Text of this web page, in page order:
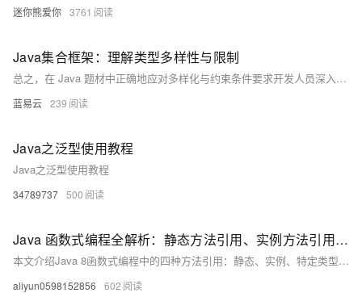
迷你熊爱你 3761
Java集合框架：理解类型多样性与限制
总之，在 Java 题材中正确地应对多样化与约束条件要求开发人员深入理解面向对象原则、范式编程思想以及JVM工作机理等核心知识点。通过精心设计与周密规划能够有效地利用 Java 高级特征打造出既健壮又灵活易维护系统软件产品。
蓝易云 239
Java之泛型使用教程
Java之泛型使用教程
34789737 500
Java 函数式编程全解析：静态方法引用、实例方法引用、特定类型方法引用与构造器引用实战教程
本文介绍Java 8函数式编程中的四种方法引用：静态、实例、特定类型及构造器引用，通过简洁示例演示其用法，帮助开发者提升代码可读性与简洁性。
aliyun0598152856 602